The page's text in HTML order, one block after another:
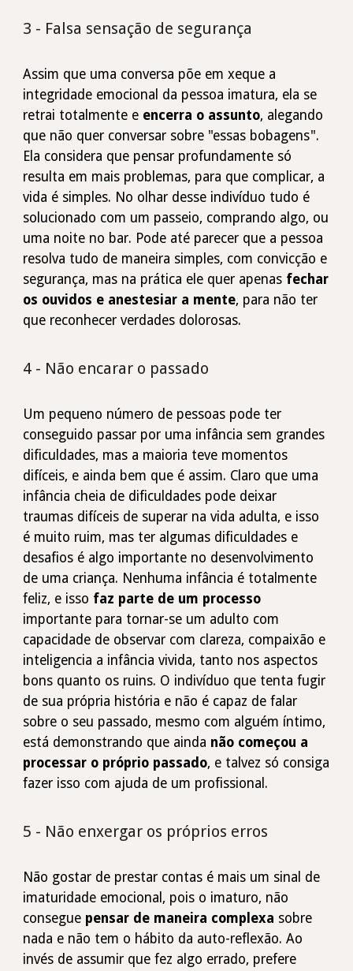
3 - Falsa sensação de segurança
Assim que uma conversa põe em xeque a
integridade emocional da pessoa imatura, ela se
retrai totalmente e encerra o assunto, alegando
que não quer conversar sobre "essas bobagens".
Ela considera que pensar profundamente só
resulta em mais problemas, para que complicar, a
vida é simples. No olhar desse indivíduo tudo é
solucionado com um passeio, comprando algo, ou
uma noite no bar. Pode até parecer que a pessoa
resolva tudo de maneira simples, com convicção e
segurança, mas na prática ele quer apenas fechar
os ouvidos e anestesiar a mente, para não ter
que reconhecer verdades dolorosas.
4 - Não encarar o passado
Um pequeno número de pessoas pode ter
conseguido passar por uma infância sem grandes
dificuldades, mas a maioria teve momentos
difíceis, e ainda bem que é assim. Claro que uma
infância cheia de dificuldades pode deixar
traumas difíceis de superar na vida adulta, e isso
é muito ruim, mas ter algumas dificuldades e
desafios é algo importante no desenvolvimento
de uma criança. Nenhuma infância é totalmente
feliz, e isso faz parte de um processo
importante para tornar-se um adulto com
capacidade de observar com clareza, compaixão e
inteligencia a infância vivida, tanto nos aspectos
bons quanto os ruins. O indivíduo que tenta fugir
de sua própria história e não é capaz de falar
sobre o seu passado, mesmo com alguém íntimo,
está demonstrando que ainda não começou a
processar o próprio passado, e talvez só consiga
fazer isso com ajuda de um profissional.
5 - Não enxergar os próprios erros
Não gostar de prestar contas é mais um sinal de
imaturidade emocional, pois o imaturo, não
consegue pensar de maneira complexa sobre
nada e não tem o hábito da auto-reflexão. Ao
invés de assumir que fez algo errado, prefere